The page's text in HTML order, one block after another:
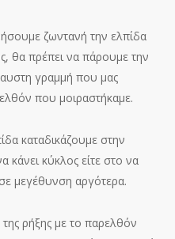
ζωντανή την ελπίδα
θα πρέπει να πάρουμε την
γραμμή που μας
που μοιραστήκαμε.
καταδικάζουμε στην
κάνει κύκλος είτε στο να
μεγέθυνση αργότερα.
ρήξης με το παρελθόν